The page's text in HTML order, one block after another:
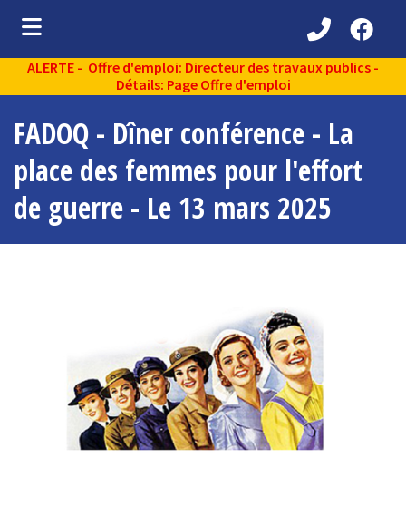
(Découvrir )
(Services aux citoyens )
(Partenaires )
(Loisirs et vie communautaire )
ALERTE - Offre d'emploi: Directeur des travaux publics -
Détails: Page Offre d'emploi
FADOQ - Dîner conférence - La
place des femmes pour l'effort
de guerre - Le 13 mars 2025